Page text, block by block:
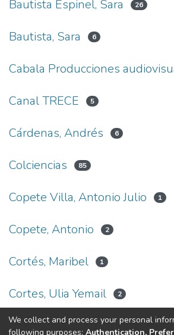
Bautista Espinel, Sara 26
Bautista, Sara 6
Cabala Producciones
Canal TRECE 5
Cárdenas, Andrés 6
Colciencias 85
Copete Villa, Antonio Julio 1
Copete, Antonio 2
Cortés, Maribel 1
Cortes, Ulia Yemail 2
« 1(current)
2 3 4 5
We collect and process your personal
following purposes: Authentication,